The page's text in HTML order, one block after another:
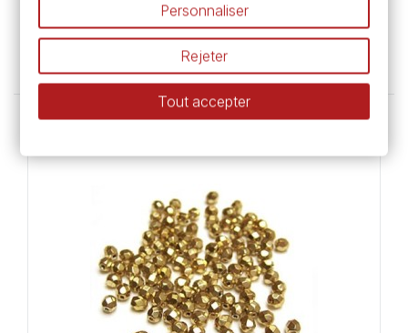
Pendentif plastique - Tongue
Personnaliser
Rejeter
Tout accepter